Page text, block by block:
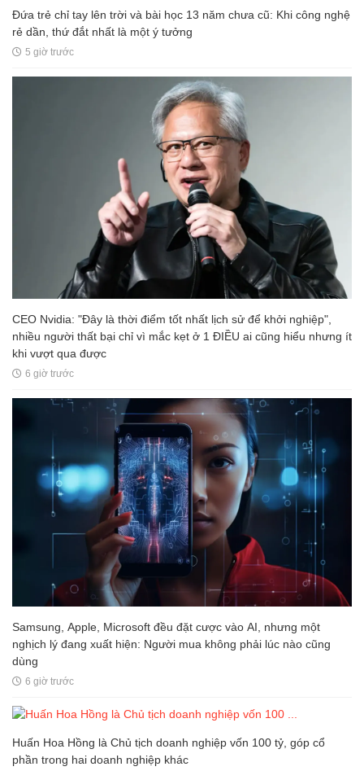
Đứa trẻ chỉ tay lên trời và bài học 13 năm chưa cũ: Khi công nghệ
rẻ dần, thứ đắt nhất là một ý tưởng
5 giờ trước
CEO Nvidia: "Đây là thời điểm tốt nhất lịch sử để khởi nghiệp",
nhiều người thất bại chỉ vì mắc kẹt ở 1 ĐIỀU ai cũng hiểu nhưng ít
khi vượt qua được
6 giờ trước
Samsung, Apple, Microsoft đều đặt cược vào AI, nhưng một
nghịch lý đang xuất hiện: Người mua không phải lúc nào cũng
dùng
6 giờ trước
Huấn Hoa Hồng là Chủ tịch doanh nghiệp vốn 100 tỷ, góp cổ
phần trong hai doanh nghiệp khác